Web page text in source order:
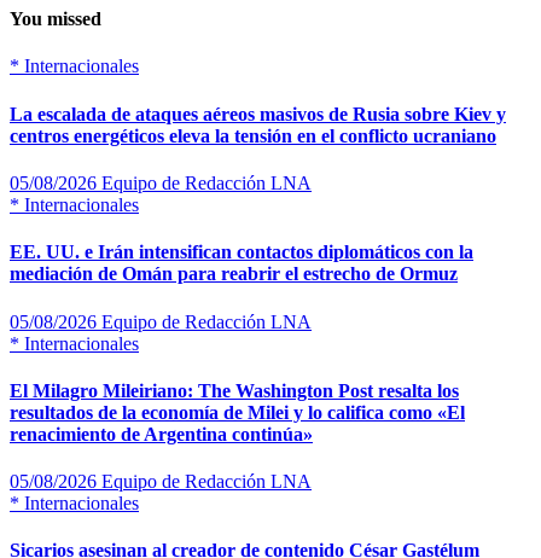
noticias
You missed
* Internacionales
La escalada de ataques aéreos masivos de Rusia sobre Kiev y
centros energéticos eleva la tensión en el conflicto ucraniano
05/08/2026 Equipo de Redacción LNA
* Internacionales
EE. UU. e Irán intensifican contactos diplomáticos con la
mediación de Omán para reabrir el estrecho de Ormuz
05/08/2026 Equipo de Redacción LNA
* Internacionales
El Milagro Mileiriano: The Washington Post resalta los
resultados de la economía de Milei y lo califica como «El
renacimiento de Argentina continúa»
05/08/2026 Equipo de Redacción LNA
* Internacionales
Sicarios asesinan al creador de contenido César Gastélum